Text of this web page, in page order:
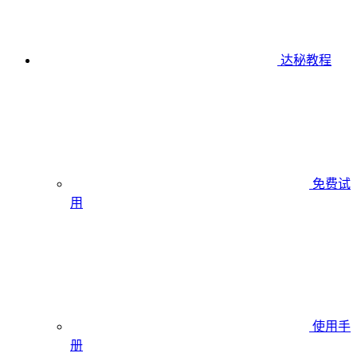
达秘教程
免费试
用
使用手
册